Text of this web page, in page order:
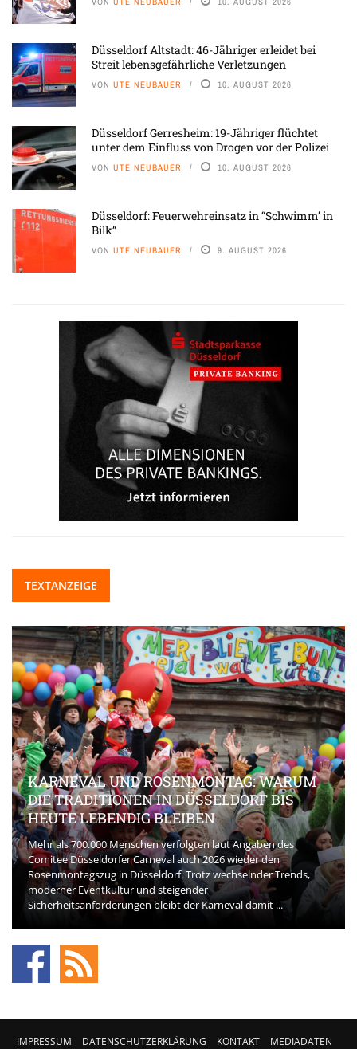
Düsseldorf Altstadt: 46-Jähriger erleidet bei
Streit lebensgefährliche Verletzungen
VON UTE NEUBAUER 10. AUGUST 2026
Düsseldorf Gerresheim: 19-Jähriger flüchtet
unter dem Einfluss von Drogen vor der Polizei
VON UTE NEUBAUER 10. AUGUST 2026
Düsseldorf: Feuerwehreinsatz in “Schwimm’ in
Bilk”
VON UTE NEUBAUER 9. AUGUST 2026
TEXTANZEIGE
KARNEVAL UND ROSENMONTAG: WARUM
DIE TRADITIONEN IN DÜSSELDORF BIS
HEUTE LEBENDIG BLEIBEN
Mehr als 700.000 Menschen verfolgten laut Angaben des
Comitee Düsseldorfer Carneval auch 2026 wieder den
Rosenmontagszug in Düsseldorf. Trotz wechselnder Trends,
moderner Eventkultur und steigender
Sicherheitsanforderungen bleibt der Karneval damit ...
IMPRESSUM DATENSCHUTZERKLÄRUNG KONTAKT MEDIADATEN